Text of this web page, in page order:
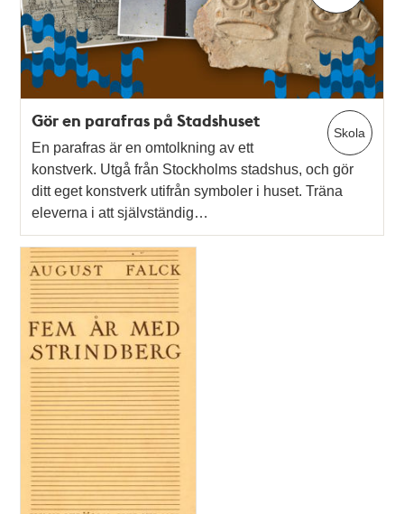
Skola
Gör en parafras på Stadshuset
En parafras är en omtolkning av ett
konstverk. Utgå från Stockholms stadshus, och gör
ditt eget konstverk utifrån symboler i huset. Träna
eleverna i att självständig…